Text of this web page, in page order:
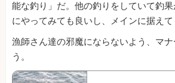
能な釣り」だ。他の釣りをしていて釣
にやってみても良いし、メインに据えて
漁師さん達の邪魔にならないよう、マ
う。